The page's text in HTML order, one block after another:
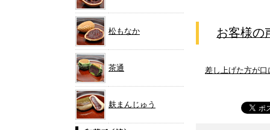
松もなか
茶通
麸まんじゅう
お客様の
差し上げた方が